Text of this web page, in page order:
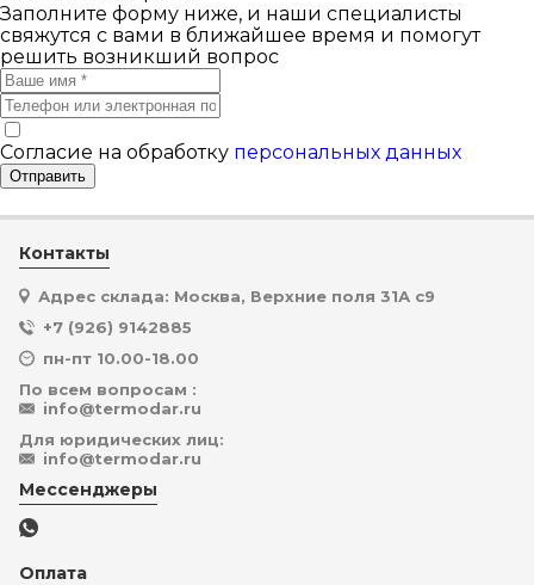
Заполните форму ниже, и наши специалисты
свяжутся с вами в ближайшее время и помогут
решить возникший вопрос
Согласие на обработку персональных данных
Отправить
Контакты
Адрес склада: Москва, Верхние поля 31А с9
+7 (926) 9142885
пн-пт 10.00-18.00
По всем вопросам :
info@termodar.ru
Для юридических лиц:
info@termodar.ru
Мессенджеры
Оплата